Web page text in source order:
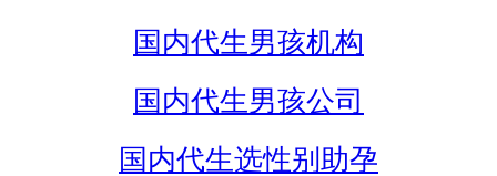
国内代生男孩机构
国内代生男孩公司
国内代生选性别助孕